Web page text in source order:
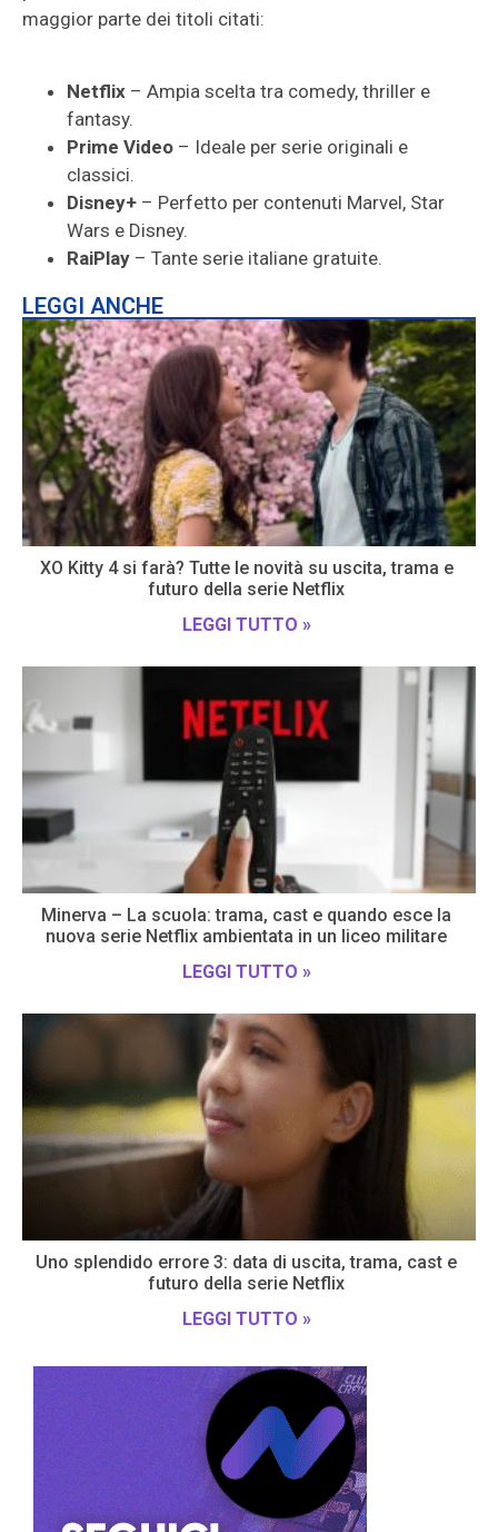
maggior parte dei titoli citati:
Netflix – Ampia scelta tra comedy, thriller e
fantasy.
Prime Video – Ideale per serie originali e
classici.
Disney+ – Perfetto per contenuti Marvel, Star
Wars e Disney.
RaiPlay – Tante serie italiane gratuite.
LEGGI ANCHE
XO Kitty 4 si farà? Tutte le novità su uscita, trama e
futuro della serie Netflix
LEGGI TUTTO »
Minerva – La scuola: trama, cast e quando esce la
nuova serie Netflix ambientata in un liceo militare
LEGGI TUTTO »
Uno splendido errore 3: data di uscita, trama, cast e
futuro della serie Netflix
LEGGI TUTTO »